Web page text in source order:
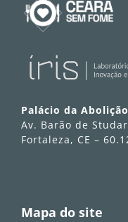
Palácio da Abolição
Av. Barão de
Fortaleza, CE –
Mapa do site